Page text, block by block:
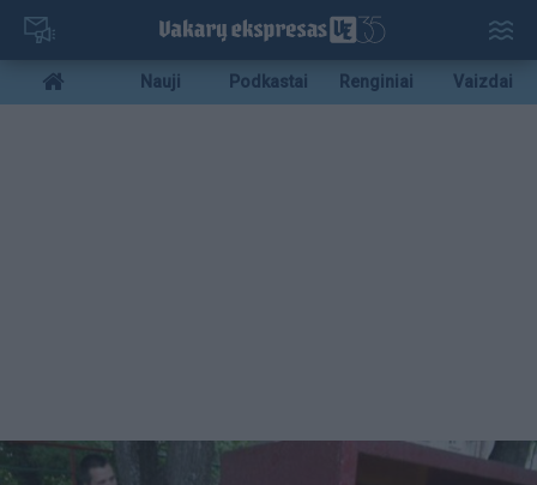
Pereiti
pagrindinį
turinį
Mobile
menu
Nauji Podkastai Renginiai Vaizdai